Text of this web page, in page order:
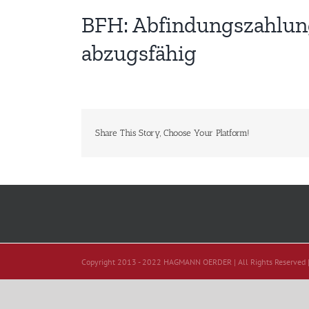
BFH:
abzugsfähig
Share This Story, Choose Your Platform!
Copyright 2013 - 2022 HAGMANN OERDER | All Rights Reserved |